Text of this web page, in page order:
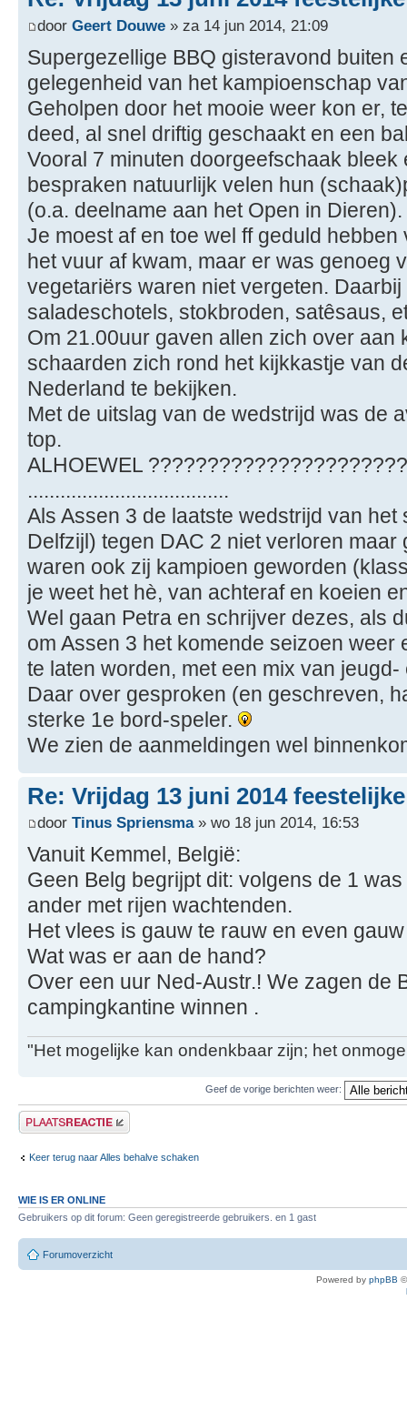
door Geert Douwe » za 14 jun 2014, 21:09
Supergezellige BBQ gisteravond buiten
gelegenheid van het kampioenschap
Geholpen door het mooie weer kon er,
deed, al snel driftig geschaakt en een
Vooral 7 minuten doorgeefschaak
bespraken natuurlijk velen hun
(o.a. deelname aan het Open in Dieren).
Je moest af en toe wel ff geduld
het vuur af kwam, maar er was genoeg
vegetariërs waren niet vergeten.
saladeschotels, stokbroden, satêsaus,
Om 21.00uur gaven allen zich over aan
schaarden zich rond het kijkkastje van
Nederland te bekijken.
Met de uitslag van de wedstrijd was de
top.
ALHOEWEL
.....................................
Als Assen 3 de laatste wedstrijd van
Delfzijl) tegen DAC 2 niet verloren maar
waren ook zij kampioen geworden
je weet het hè, van achteraf en koeien
Wel gaan Petra en schrijver dezes, als
om Assen 3 het komende seizoen weer
te laten worden, met een mix van
Daar over gesproken (en geschreven,
sterke 1e bord-speler.
We zien de aanmeldingen wel
Re: Vrijdag 13 juni 2014
door Tinus Spriensma» wo 18 jun 2014, 16:53
Vanuit Kemmel, België:
Geen Belg begrijpt dit: volgens de 1
ander met rijen wachtenden.
Het vlees is gauw te rauw en even
Wat was er aan de hand?
Over een uur Ned-Austr.! We zagen de
campingkantine winnen .
"Het mogelijke kan ondenkbaar zijn; het
Geef de vorige berichten weer:
Plaats een reactie
Keer terug naar Alles behalve schaken
WIE IS ER ONLINE
Gebruikers op dit forum: Geen geregistreerde gebruikers. en 1 gast
Forumoverzicht
Powered by phpBB